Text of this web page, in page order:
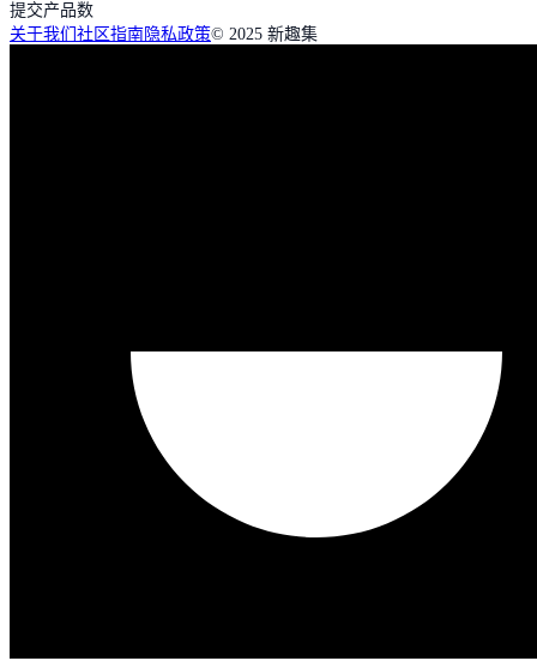
提交产品数
关于我们 社区指南隐私政策© 2025 新趣集